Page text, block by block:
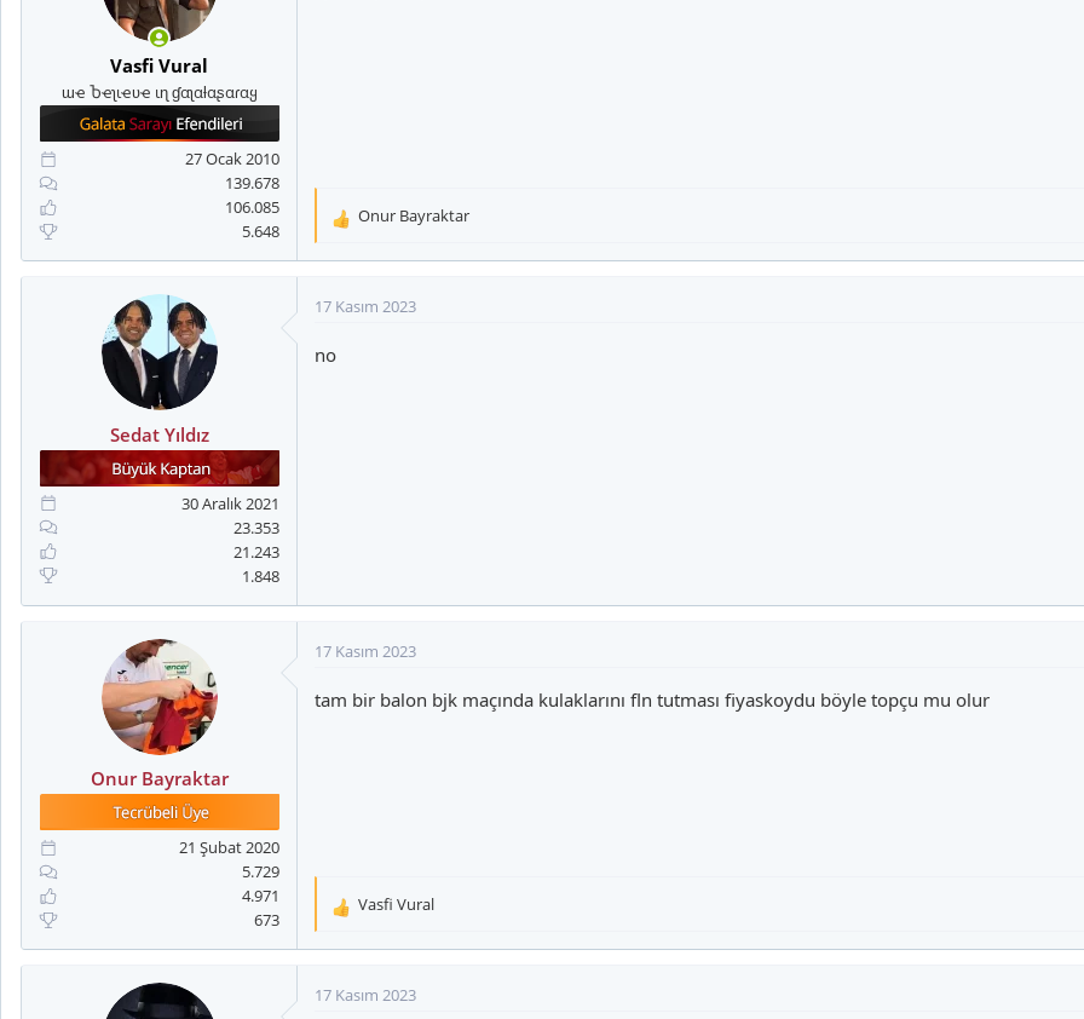
Vasfi Vural
ɯҽ Ⴆҽʅιҽʋҽ ιɳ ɠαʅαƚαʂαɾαყ
27 Ocak 2010
139.678
106.085
5.648
T
k
Onur Bayraktar
Sedat Yıldız
30 Aralık 2021
23.353
21.243
1.848
17 Kasım 2023
no
Onur Bayraktar
21 Şubat 2020
5.729
4.971
673
17 Kasım 2023
tam bir balon bjk maçında kulaklarını fln tutması fiyaskoydu böyle topçu mu olur
T
k
Vasfi Vural
17 Kasım 2023